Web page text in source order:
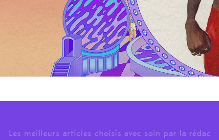
Les meilleurs articles choisis avec soin par la rédac